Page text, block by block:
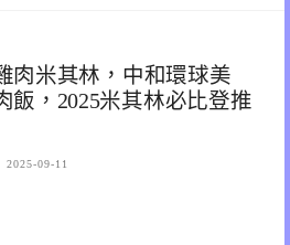
肉米其林，中和環球美
飯，2025米其林必比登推
2025-09-11